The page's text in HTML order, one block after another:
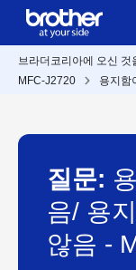
브라더코리아에 오신 것
MFC-J2720
용지함
질문:
음/ 용
않음 -